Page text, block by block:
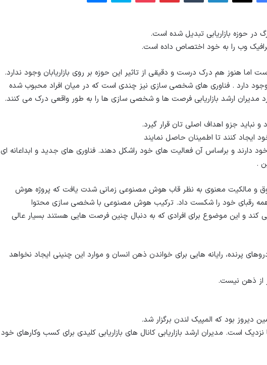
در حوزه بازاریابی تبدیل شده است.
وب را به خود اختصاص داده است.
هنوز هم درک درست و دقیقی از تاثیر این حوزه بر روی بازاریابان وجود ندارد.
دارد . فناوری های شخصی سازی نیز چندی است که در میان افراد محبوب شده
مدیران ارشد بازاریابی فرصت ها و شخصی سازی ها را به طور واقعی درک می کنند.
و نباید جزو اهداف اصلی تان قرار گیرد.
ایجاد کنند تا اطمینان حاصل نمایند
دارند و براساس آن فعالیت های خود راشکل دهند. فناوری های جدید و ابداعانه ای
.
و مالکیت معنوی به نظر قاب هوش مصنوعی زمانی شدت یافت که پروژه هوش
می کند و این موضوع برای افرادی که به دنبال چنین فرصت هایی هستند بسیار عالی
خودروهای پرنده، رایانه هایی برای خواندن ذهن انسان و موارد این چنینی ایجاد نخواهد
دیروز بود که المپیک لندن برگزار شد.
است. مدیران ارشد بازاریابی کانال های بازاریابی کلیدی برای کسب وکارهای خود